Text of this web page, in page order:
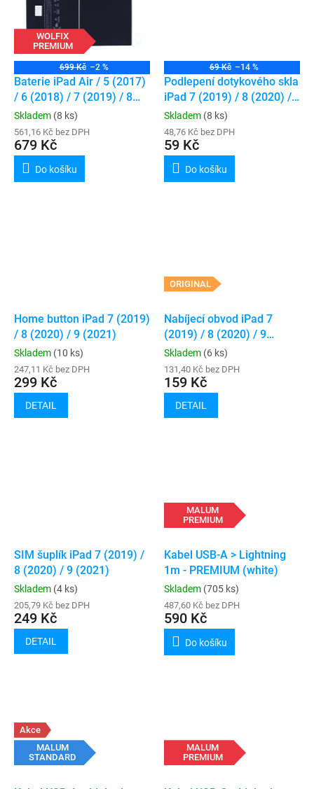
WOLFIX
PREMIUM
699 Kč –2 %
Baterie iPad Air / 5 (2017)
/ 6 (2018) / 7 (2019) / 8
(2020) / 9 (2021)
Skladem (8 ks)
561,16 Kč bez DPH
679 Kč
Do košíku
69 Kč –14 %
Podlepení dotykového skla
iPad 7 (2019) / 8 (2020) /
9 (2021)
Skladem (8 ks)
48,76 Kč bez DPH
59 Kč
Do košíku
Home button iPad 7 (2019)
/ 8 (2020) / 9 (2021)
Skladem (10 ks)
247,11 Kč bez DPH
299 Kč
DETAIL
ORIGINAL
Nabíjecí obvod iPad 7
(2019) / 8 (2020) / 9
(2021)
Skladem (6 ks)
131,40 Kč bez DPH
159 Kč
DETAIL
SIM šuplík iPad 7 (2019) /
8 (2020) / 9 (2021)
Skladem (4 ks)
205,79 Kč bez DPH
249 Kč
DETAIL
MALUM
PREMIUM
Kabel USB-A > Lightning
1m - PREMIUM (white)
Skladem (705 ks)
487,60 Kč bez DPH
590 Kč
Do košíku
Akce
MALUM
STANDARD
MALUM
PREMIUM